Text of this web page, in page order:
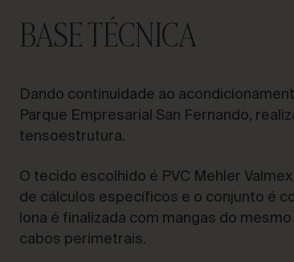
BASE TÉCNICA
Dando continuidade ao
Parque Empresarial San Fernando,
tensoestrutura.
O tecido escolhido é PVC Mehler
de cálculos específicos e o conjunto é
lona é finalizada com mangas do
cabos perimetrais.